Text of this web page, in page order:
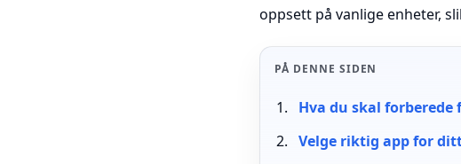
oppsett på vanlige enheter,
PÅ DENNE SIDEN
Hva du skal
Velge riktig app for